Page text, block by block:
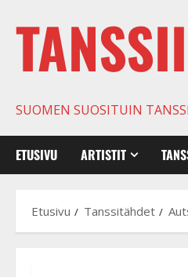
SUOMEN SUOSITUIN
ETUSIVU ARTISTIT
Etusivu Tanssitähdet